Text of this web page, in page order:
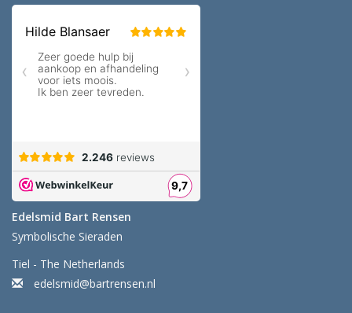
Edelsmid Bart Rensen
Symbolische Sieraden
Tiel - The Netherlands
edelsmid@bartrensen.nl